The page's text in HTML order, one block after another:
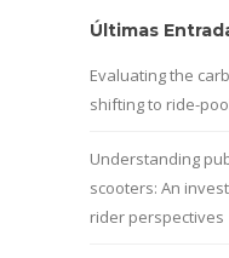
Últimas
Evaluating the
shifting to ride-
Understanding
scooters: An
rider perspectives